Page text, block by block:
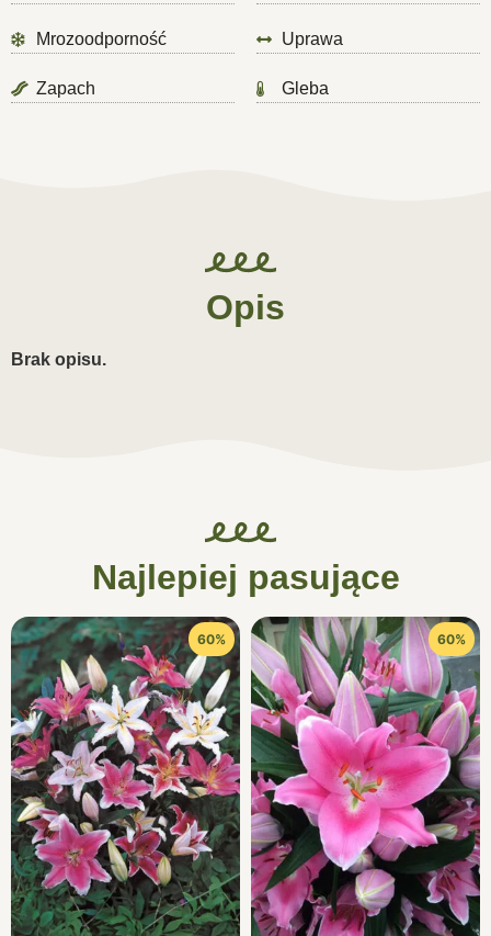
Mrozoodporność Uprawa
Zapach Gleba
Opis
Brak opisu.
Najlepiej pasujące
60% 60%